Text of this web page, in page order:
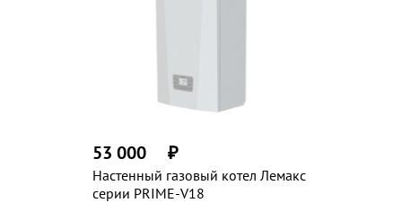
Настенный газовый котел Лемакс
серии PRIME-V18
53 000 ₽